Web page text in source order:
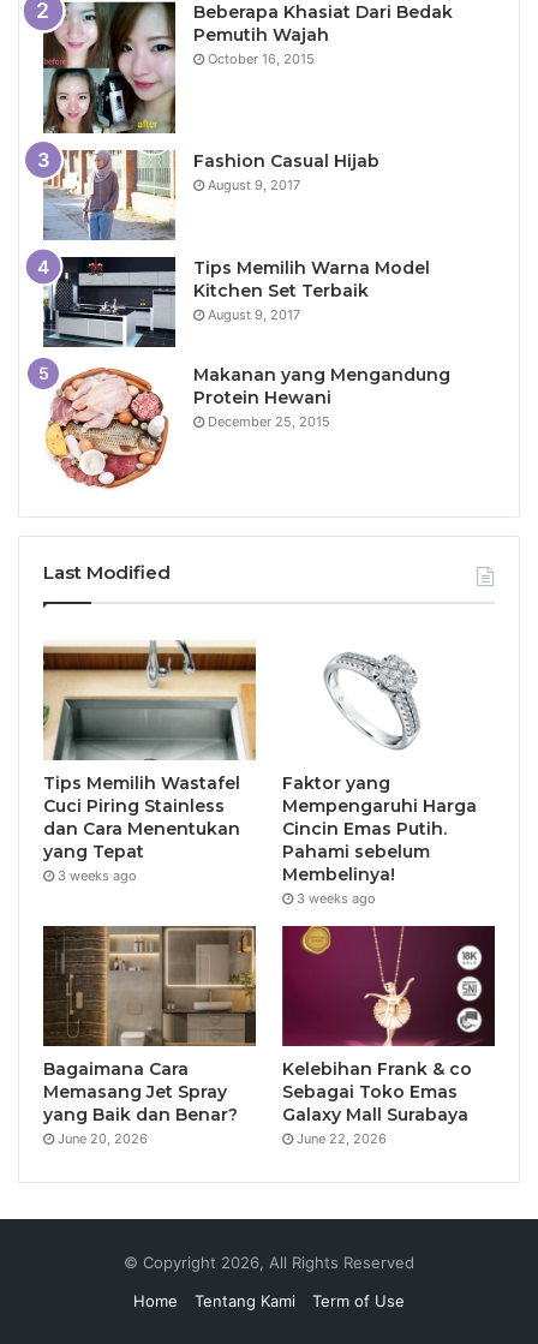
Beberapa Khasiat Dari Bedak
Pemutih Wajah
October 16, 2015
Fashion Casual Hijab
August 9, 2017
Tips Memilih Warna Model
Kitchen Set Terbaik
August 9, 2017
Makanan yang Mengandung
Protein Hewani
December 25, 2015
Last Modified
Tips Memilih Wastafel
Cuci Piring Stainless
dan Cara Menentukan
yang Tepat
3 weeks ago
Faktor yang
Mempengaruhi Harga
Cincin Emas Putih.
Pahami sebelum
Membelinya!
3 weeks ago
Bagaimana Cara
Memasang Jet Spray
yang Baik dan Benar?
June 20, 2026
Kelebihan Frank & co
Sebagai Toko Emas
Galaxy Mall Surabaya
June 22, 2026
© Copyright 2026, All Rights Reserved
Home
Tentang Kami Term of Use